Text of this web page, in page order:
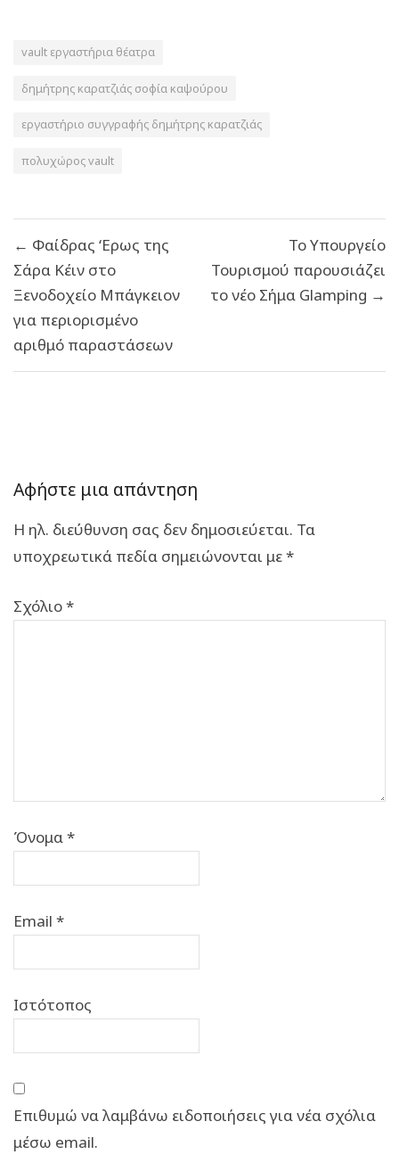
vault εργαστήρια θέατρα
δημήτρης καρατζιάς σοφία καψούρου
εργαστήριο συγγραφής δημήτρης καρατζιάς
πολυχώρος vault
άρθρων
← Φαίδρας ‘Ερως της
Σάρα Κέιν στο
Ξενοδοχείο Μπάγκειον
για περιορισμένο
αριθμό παραστάσεων
Το Υπουργείο
Τουρισμού παρουσιάζει
το νέο Σήμα Glamping →
Αφήστε μια απάντηση
Η ηλ. διεύθυνση σας δεν δημοσιεύεται. Τα
υποχρεωτικά πεδία σημειώνονται με*
Σχόλιο*
Όνομα*
Email *
Ιστότοπος
Επιθυμώ να λαμβάνω ειδοποιήσεις για νέα σχόλια
μέσω email.